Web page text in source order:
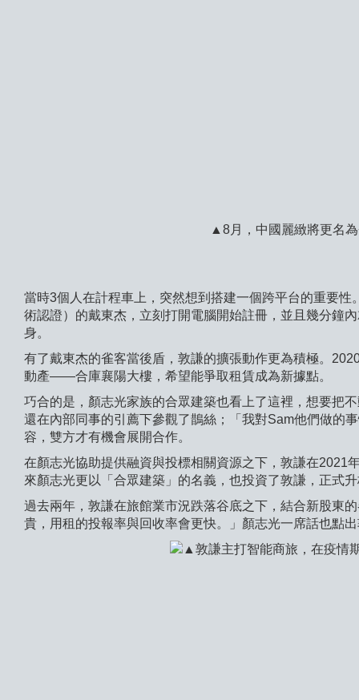
▲8月，中國麗緻將更名
當時3個人在計程車上，突然想到搭建一個跨平台的重要
術認證）的戴東杰，立刻打開電腦開始註冊，並且幾分鐘
身。
有了戴東杰的雀客當後盾，敦謙的擴張動作更為積極。
動產——合庫襄陽大樓，希望能爭取租賃成為新據點。
巧合的是，顏志光家族的合眾建築也看上了這裡，想要把
還在內部同事的引薦下參觀了鵲絲；「我對Sam他們做的
容，雙方才有機會展開合作。
在顏志光協助提供融資與投標相關資源之下，敦謙在2021
來顏志光更以「合眾建築」的名義，也投資了敦謙，正式
過去兩年，敦謙在旅館業市況跌落谷底之下，結合新股東
貴，用租的投報率與回收率會更快。」顏志光一席話也點